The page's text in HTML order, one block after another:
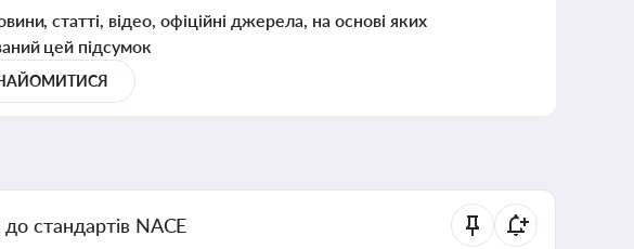
статті, відео, офіційні джерела, на основі яких
цей підсумок
стандартів NACE